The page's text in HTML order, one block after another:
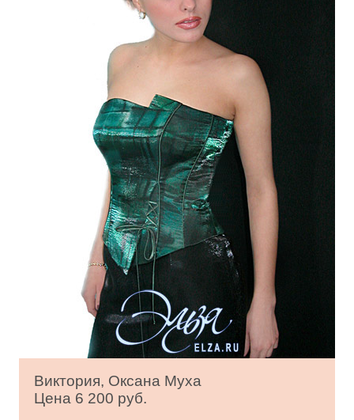
Виктория, Оксана Муха
Цена 6 200 руб.